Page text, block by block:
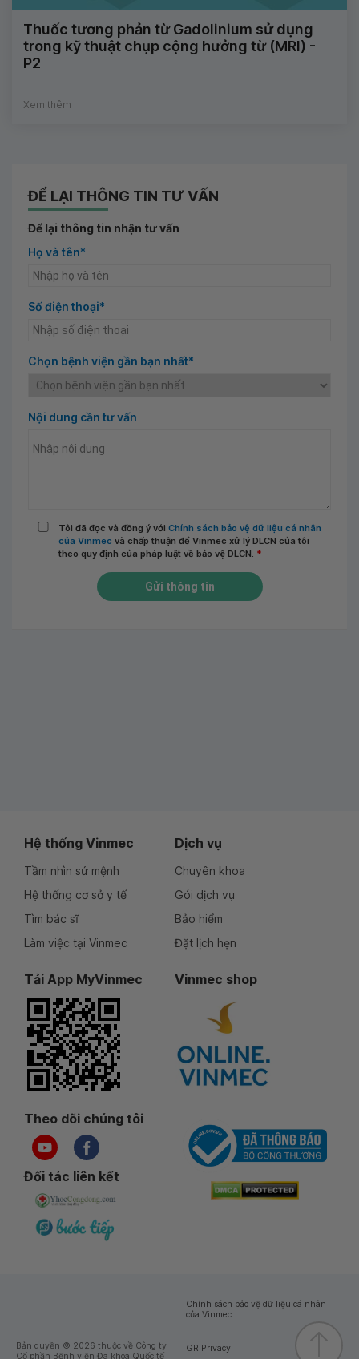
Thuốc tương phản từ Gadolinium sử dụng
trong kỹ thuật chụp cộng hưởng từ (MRI) -
P2
Xem thêm
ĐỂ LẠI THÔNG TIN TƯ VẤN
Để lại thông tin nhận tư vấn
Họ và tên*
Số điện thoại*
Chọn bệnh viện gần bạn nhất*
Nội dung cần tư vấn
Tôi đã đọc và đồng ý với Chính sách bảo vệ dữ liệu cá nhân
của Vinmec và chấp thuận để Vinmec xử lý DLCN của tôi
theo quy định của pháp luật về bảo vệ DLCN. *
Gửi thông tin
Hệ thống Vinmec
Tầm nhìn sứ mệnh
Hệ thống cơ sở y tế
Tìm bác sĩ
Làm việc tại Vinmec
Dịch vụ
Chuyên khoa
Gói dịch vụ
Bảo hiểm
Đặt lịch hẹn
Tải App MyVinmec Vinmec shop
Theo dõi chúng tôi
Đối tác liên kết
Bản quyền © 2026 thuộc về Công ty
Cổ phần Bệnh viện Đa khoa Quốc tế
Chính sách bảo vệ dữ liệu cá nhân
của Vinmec
GR Privacy